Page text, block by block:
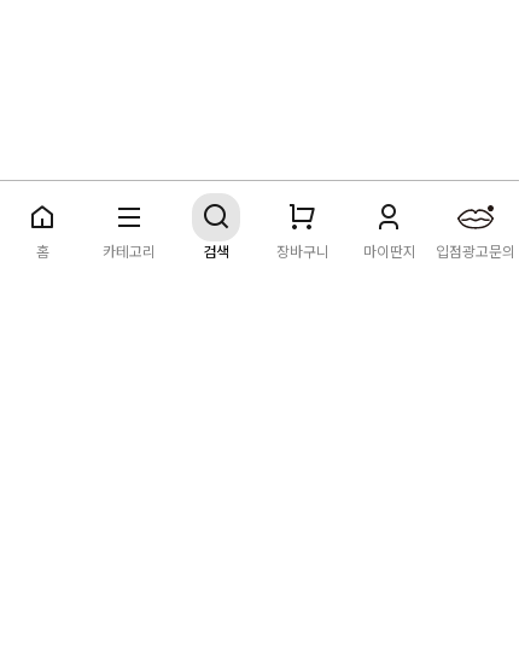
딴지마켓 이용약관개인정보처리방침 입점·광고문의
홈 카테고리 검색 장바구니 마이딴지 입점광고문의